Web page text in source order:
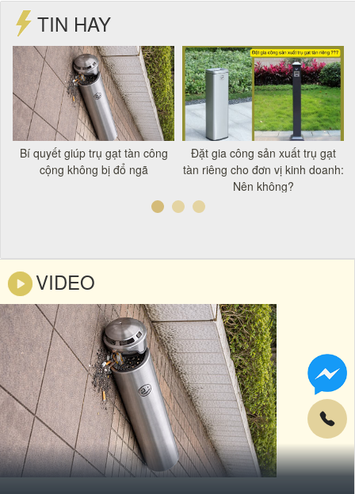
TIN HAY
Bí quyết giúp trụ gạt tàn công
cộng không bị đổ ngã
Đặt gia công sản xuất trụ gạt
tàn riêng cho đơn vị kinh doanh:
Nên không?
VIDEO